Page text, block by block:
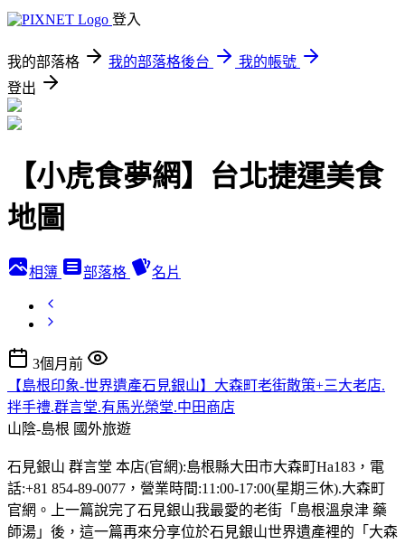
登入
我的部落格 我的部落格後台
我的帳號
登出
【小虎食夢網】台北捷運美食
地圖
相簿 部落格 名片
3個月前
【島根印象-世界遺產石見銀山】大森町老街散策+三大老店.
拌手禮.群言堂.有馬光榮堂.中田商店
山陰-島根 國外旅遊
石見銀山 群言堂 本店(官網):島根縣大田市大森町Ha183，電
話:+81 854-89-0077，營業時間:11:00-17:00(星期三休).大森町
官網。上一篇說完了石見銀山我最愛的老街「島根溫泉津 藥
師湯」後，這一篇再來分享位於石見銀山世界遺產裡的「大森